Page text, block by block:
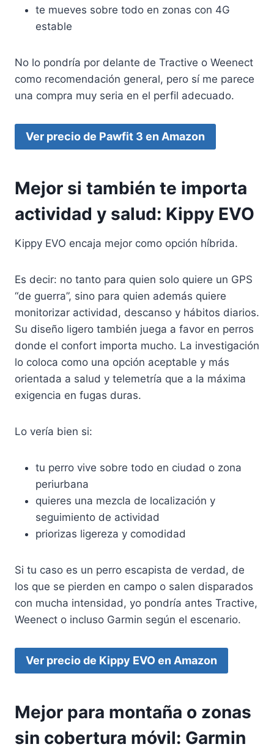
te mueves sobre todo en zonas con 4G
estable
No lo pondría por delante de Tractive o Weenect
como recomendación general, pero sí me parece
una compra muy seria en el perfil adecuado.
Ver precio de Pawfit 3 en Amazon
Mejor si también te importa
actividad y salud: Kippy EVO
Kippy EVO encaja mejor como opción híbrida.
Es decir: no tanto para quien solo quiere un GPS
“de guerra”, sino para quien además quiere
monitorizar actividad, descanso y hábitos diarios.
Su diseño ligero también juega a favor en perros
donde el confort importa mucho. La investigación
lo coloca como una opción aceptable y más
orientada a salud y telemetría que a la máxima
exigencia en fugas duras.
Lo vería bien si:
tu perro vive sobre todo en ciudad o zona
periurbana
quieres una mezcla de localización y
seguimiento de actividad
priorizas ligereza y comodidad
Si tu caso es un perro escapista de verdad, de
los que se pierden en campo o salen disparados
con mucha intensidad, yo pondría antes Tractive,
Weenect o incluso Garmin según el escenario.
Ver precio de Kippy EVO en Amazon
Mejor para montaña o zonas
sin cobertura móvil: Garmin